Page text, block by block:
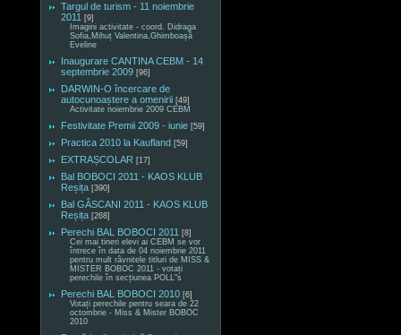
Targul de turism - 11 noiembrie
2011 [9]
Imagini activitate - coord. Didraga
Sofia,Mihuț Valentina,Ghimboașă
Eveline
Inaugurare CANTINA CEBM - 14
septembrie 2009 [96]
DARWIN-O încercare de
autocunoaștere a omenirii [49]
Activitate noiembrie 2009 CEBM
Festivitate Premii 2009 - iunie [59]
Practica 2010 la Kaufland [59]
EXTRAȘCOLAR [17]
Bal BOBOCI 2011 - KAOS KLUB
Reșița [390]
Bal GÂSCANI 2011 - KAOS KLUB
Reșița [268]
Perechi BAL BOBOCI 2011 [8]
Cei mai tineri elevi ai CEBM se vor
întrece în data de 04 noiembrie 2011
pentru mult râvnitele titluri de MISS &
MISTER BOBOC 2011 - votați
perechile în secțiunea POLL"s
Perechi BAL BOBOCI 2010 [6]
Votați perechile pentru seara de 22
octombrie - Miss & Mister BOBOC
2010